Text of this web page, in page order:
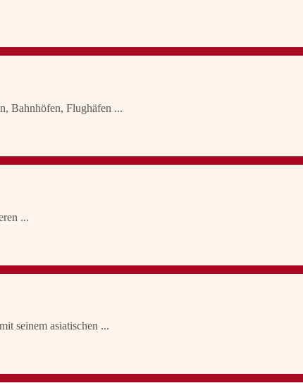
Bahnhöfen, Flughäfen ...
...
seinem asiatischen ...